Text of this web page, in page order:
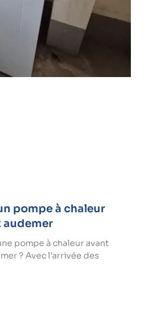
pompe à chaleur
audemer
pompe à chaleur avant
? Avec l’arrivée des